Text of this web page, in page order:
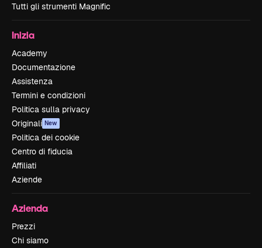
Tutti gli strumenti Magnific
Inizia
Academy
Documentazione
Assistenza
Termini e condizioni
Politica sulla privacy
Originali New
Politica dei cookie
Centro di fiducia
Affiliati
Aziende
Azienda
Prezzi
Chi siamo